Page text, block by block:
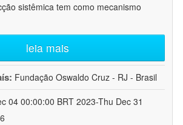
sistêmica tem como mecanismo
leia mais
Fundação Oswaldo Cruz - RJ - Brasil
04 00:00:00 BRT 2023-Thu Dec 31